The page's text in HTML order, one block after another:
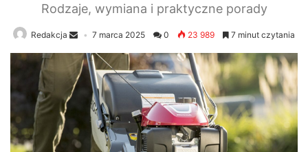
Rodzaje, wymiana i praktyczne porady
Redakcja 7 marca 2025 0 23 989 7 minut czytania